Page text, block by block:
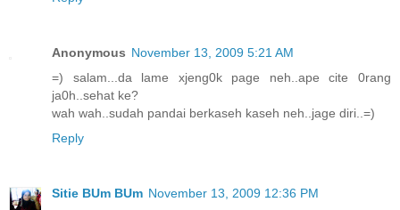
Anonymous November 13, 2009 5:21 AM
=) salam...da lame xjeng0k page neh..ape cite 0rang
ja0h..sehat ke?
wah wah..sudah pandai berkaseh kaseh neh..jage diri..=)
Reply
Sitie BUm BUm November 13, 2009 12:36 PM